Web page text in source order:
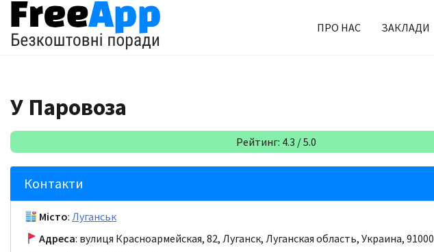
Перейти
до
вмісту
ПРО НАС ЗАКЛАДИ
У Паровоза
Рейтинг: 4.3 / 5.0
Контакти
Місто:Луганськ
Адреса: вулиця Красноармейская, 82, Луганск, Луганская область, Украина, 91000